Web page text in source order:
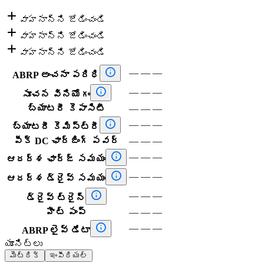
 వాహనాన్ని జోడించండి
 వాహనాన్ని జోడించండి
 వాహనాన్ని జోడించండి
ABRP అంచనా పరిధి  — — —
సూచన వినియోగం  — — —
బ్యాటరీ కెపాసిటీ
— — —
బ్యాటరీ కెమిస్ట్రీ
 — — —
పీక్ DC ఛార్జింగ్ పవర్
— — —
ఆదర్శ ఛార్జ్ సమయం  — — —
ఆదర్శ డ్రైవ్ సమయం  — — —
డ్రైవ్ ట్రైన్  — — —
హీట్ పంప్
— — —
ABRP లైవ్ డేటా  — — —
యూనిట్లు
మెట్రిక్ ఇంపీరియల్